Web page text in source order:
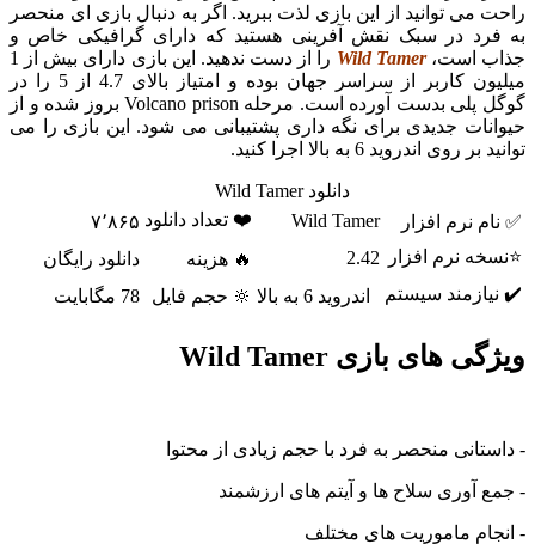
راحت می توانید از این بازی لذت ببرید. اگر به دنبال بازی ای منحصر
به فرد در سبک نقش آفرینی هستید که دارای گرافیکی خاص و
جذاب است،Wild Tamer
را از دست ندهید. این بازی دارای بیش از 1
میلیون کاربر از سراسر جهان بوده و امتیاز بالای 4.7 از 5 را در
گوگل پلی بدست آورده است. مرحله Volcano prison بروز شده و از
حیوانات جدیدی برای نگه داری پشتیبانی می شود. این بازی را می
توانید بر روی اندروید 6 به بالا اجرا کنید.
دانلود Wild Tamer
✅ نام نرم افزار
Wild Tamer ❤️ تعداد دانلود ۷٬۸۶۵
⭐نسخه نرم افزار
2.42 🔥 هزینه
دانلود رایگان
✔️ نیازمند سیستم
اندروید 6 به بالا 🔆 حجم فایل 78 مگابایت
ویژگی های بازی Wild Tamer
- داستانی منحصر به فرد با حجم زیادی از محتوا
- جمع آوری سلاح ها و آیتم های ارزشمند
- انجام ماموریت های مختلف